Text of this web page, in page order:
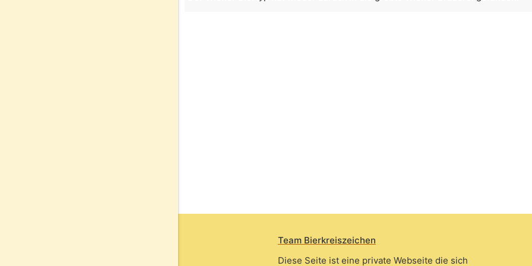
Team Bierkreiszeichen
Diese Seite ist eine private Webseite die sich